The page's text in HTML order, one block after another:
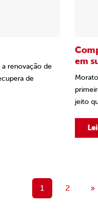
renovação de
de
em
jeito
1 2 »